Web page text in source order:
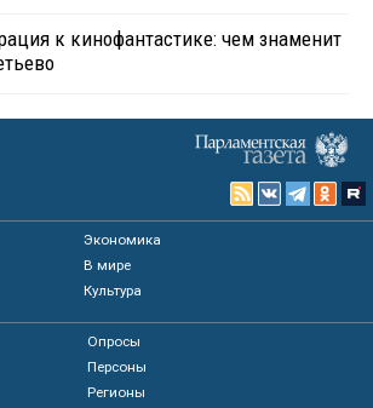
к кинофантастике: чем знаменит
Экономика
В мире
Культура
Опросы
Персоны
Регионы